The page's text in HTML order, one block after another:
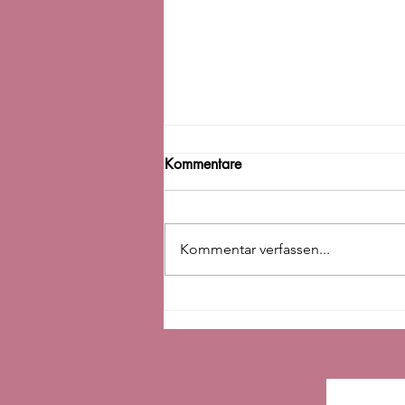
wirklich hilft und warum
Kommentare
Kommentar verfassen...